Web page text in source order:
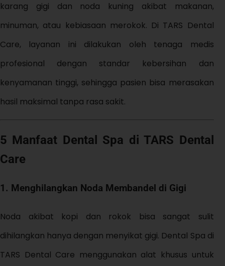
karang gigi dan noda kuning akibat makanan,
minuman, atau kebiasaan merokok. Di TARS Dental
Care, layanan ini dilakukan oleh tenaga medis
profesional dengan standar kebersihan dan
kenyamanan tinggi, sehingga pasien bisa merasakan
hasil maksimal tanpa rasa sakit.
5 Manfaat Dental Spa di TARS Dental
Care
1. Menghilangkan Noda Membandel di Gigi
Noda akibat kopi dan rokok bisa sangat sulit
dihilangkan hanya dengan menyikat gigi. Dental Spa di
TARS Dental Care menggunakan alat khusus untuk